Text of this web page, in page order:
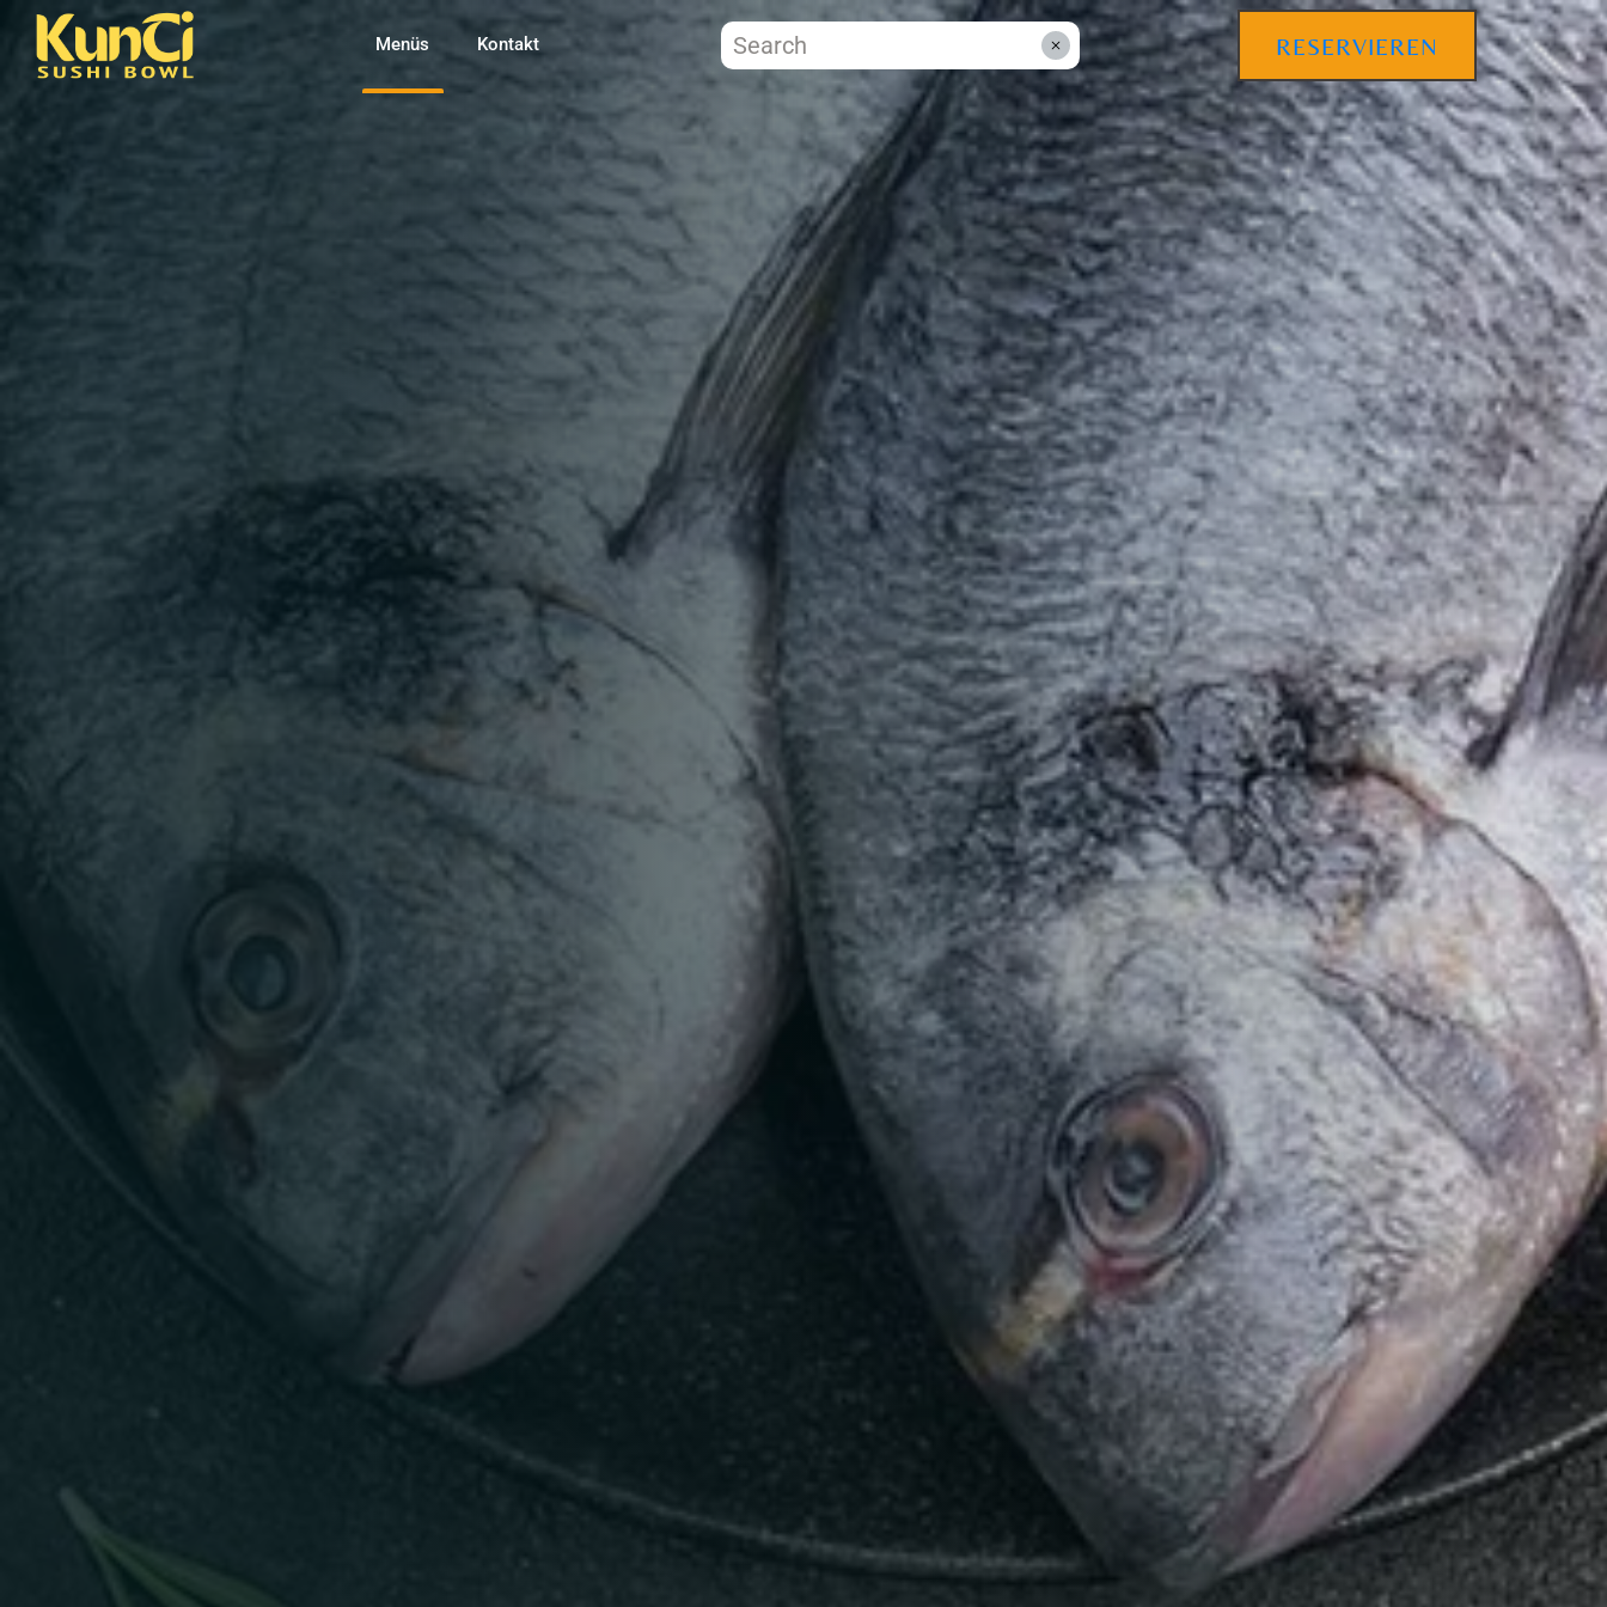
Menüs Kontakt RESERVIEREN
MANGO FRUCHTSAFT. 0,3L
1 × 3,10
€
ZWISCHENSUMME: 3,10
€
WARENKORB ANZEIGEN KASSE